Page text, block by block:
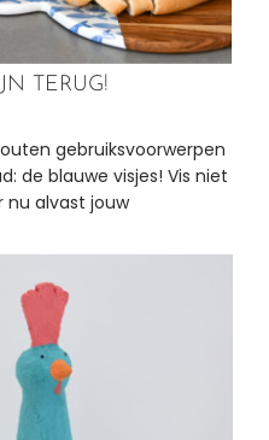
TERUG!
gebruiksvoorwerpen
de blauwe visjes! Vis niet
nu alvast jouw